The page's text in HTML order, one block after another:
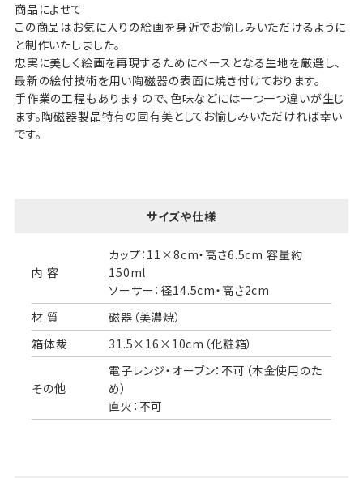
商品によせて
この商品はお気に入りの絵画を身近でお愉しみいただけるように
と制作いたしました。
忠実に美しく絵画を再現するためにベースとなる生地を厳選し、
最新の絵付技術を用い陶磁器の表面に焼き付けております。
手作業の工程もありますので、色味などには一つ一つ違いが生じ
ます。陶磁器製品特有の固有美としてお愉しみいただければ幸い
です。
サイズや仕様
内 容
カップ：11×8cm・高さ6.5cm 容量約
150ml
ソーサー：径14.5cm・高さ2cm
材 質
磁器（美濃焼）
箱体裁
31.5×16×10cm（化粧箱）
その他
電子レンジ・オーブン：不可（本金使用のた
め）
直火：不可